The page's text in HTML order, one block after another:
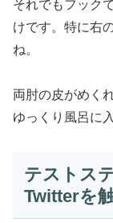
それでもフック
けです。特に右
ね。
両肘の皮がめく
ゆっくり風呂に
テストス
Twitterを